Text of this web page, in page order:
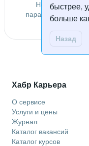
быстрее,
больше
Назад
Не удалось
параметрам.
Хабр Карьера
О сервисе
Услуги и цены
Журнал
Каталог вакансий
Каталог курсов